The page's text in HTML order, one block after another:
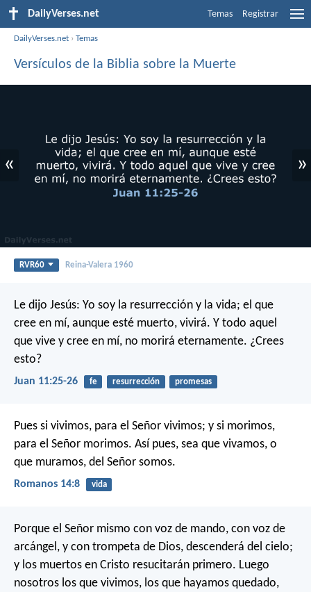
DailyVerses.net Temas Registrar
DailyVerses.net ›Temas
Versículos de la Biblia sobre la Muerte
« »
RVR60 Reina-Valera 1960
Le dijo Jesús: Yo soy la resurrección y la vida; el que
cree en mí, aunque esté muerto, vivirá. Y todo aquel
que vive y cree en mí, no morirá eternamente. ¿Crees
esto?
Juan 11:25-26 fe resurrección promesas
Pues si vivimos, para el Señor vivimos; y si morimos,
para el Señor morimos. Así pues, sea que vivamos, o
que muramos, del Señor somos.
Romanos 14:8 vida
Porque el Señor mismo con voz de mando, con voz de
arcángel, y con trompeta de Dios, descenderá del cielo;
y los muertos en Cristo resucitarán primero. Luego
nosotros los que vivimos, los que hayamos quedado,